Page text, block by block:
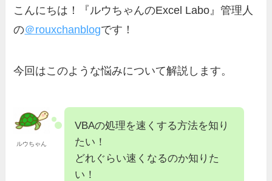
こんにちは！『ルウちゃんのExcel Labo』管理人
の＠rouxchanblogです！
今回はこのような悩みについて解説します。
ルウちゃん
VBAの処理を速くする方法を知り
たい！
どれぐらい速くなるのか知りた
い！